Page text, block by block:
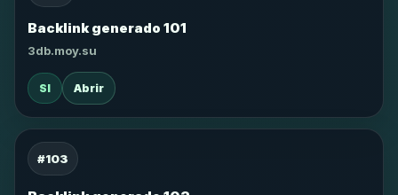
Backlink generado 101
3db.moy.su
SI Abrir
#103